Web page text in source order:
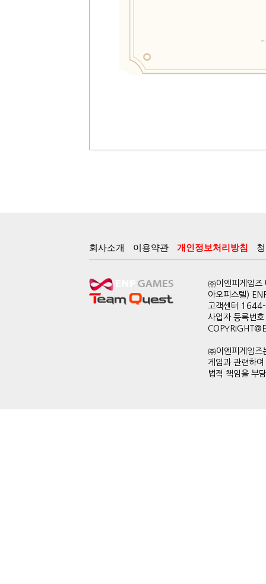
회사소개 이용약관 개인정보처리방침
㈜이엔피게임
아오피스텔)
고객센터
사업자 등록번
㈜이엔피게임즈
게임과 관련하
법적 책임을 부